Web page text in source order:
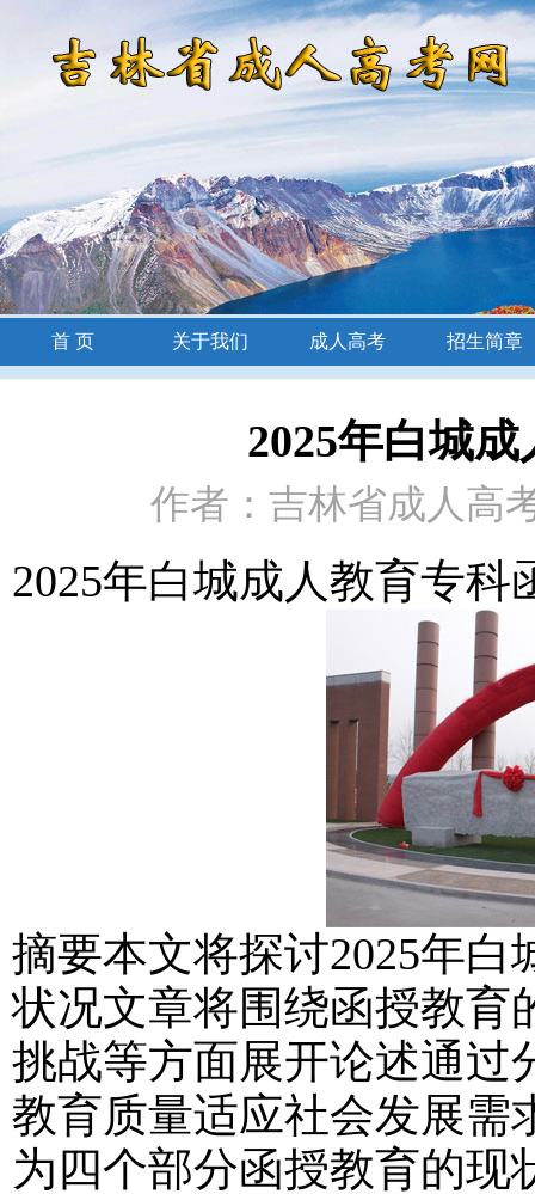
首 页 关于我们 成人高考
招生简章
招生简章
2025年白城
作者：吉林省成人高
2025年白城成人教育专科
摘要本文将探讨2025年
状况文章将围绕函授教育
挑战等方面展开论述通过
教育质量适应社会发展需
为四个部分函授教育的现